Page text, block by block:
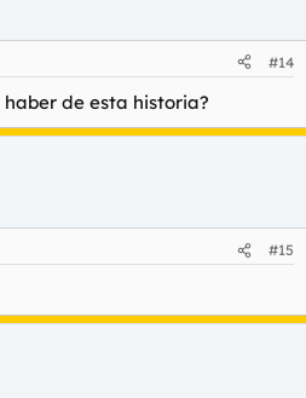
#14
de esta historia?
#15